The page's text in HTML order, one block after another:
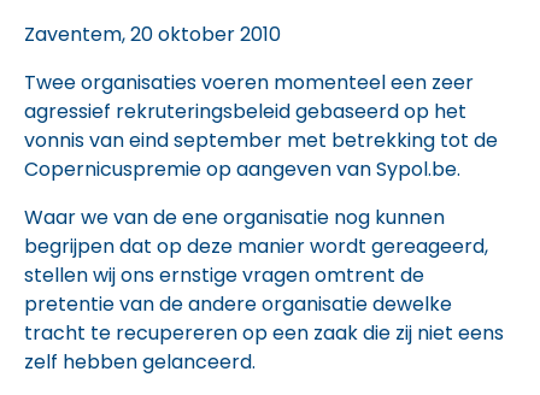
Zaventem, 20 oktober 2010
Twee organisaties voeren momenteel een zeer
agressief rekruteringsbeleid gebaseerd op het
vonnis van eind september met betrekking tot de
Copernicuspremie op aangeven van Sypol.be.
Waar we van de ene organisatie nog kunnen
begrijpen dat op deze manier wordt gereageerd,
stellen wij ons ernstige vragen omtrent de
pretentie van de andere organisatie dewelke
tracht te recupereren op een zaak die zij niet eens
zelf hebben gelanceerd.